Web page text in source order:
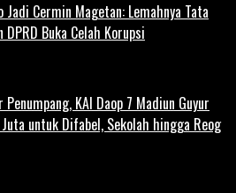
Jadi Cermin Magetan: Lemahnya Tata
DPRD Buka Celah Korupsi
Penumpang, KAI Daop 7 Madiun Guyur
untuk Difabel, Sekolah hingga Reog